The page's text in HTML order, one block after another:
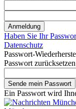
Haben Sie Ihr
Datenschutz
Passwort-
Passwort zurücksetzen
Ein Passwort wird